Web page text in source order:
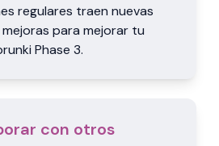
regulares traen nuevas
para mejorar tu
Phase 3.
con otros